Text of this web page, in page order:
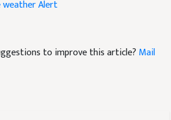
to improve this article?